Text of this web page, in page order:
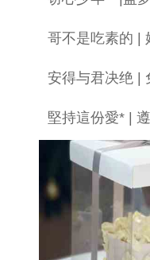
哥不是吃素的 |
安得与君决绝 |
堅持這份愛* |